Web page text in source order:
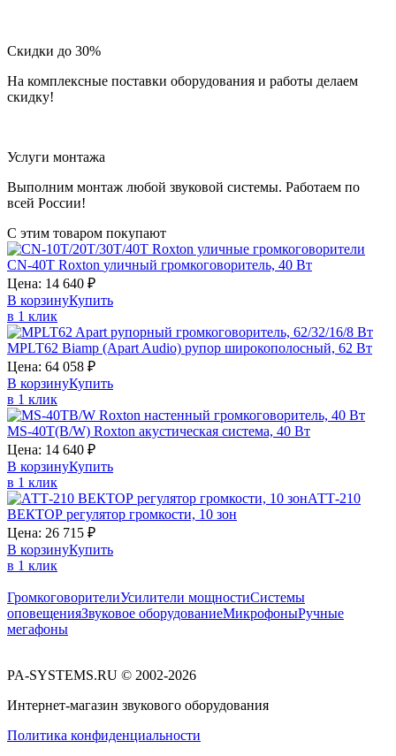
Скидки до 30%
На комплексные поставки оборудования и работы делаем
скидку!
Услуги монтажа
Выполним монтаж любой звуковой системы. Работаем по
всей России!
С этим товаром покупают
CN-40T Roxton уличный громкоговоритель, 40 Вт
Цена: 14 640 ₽
В корзинуКупить
в 1 клик
MPLT62 Biamp (Apart Audio) рупор широкополосный, 62 Вт
Цена: 64 058 ₽
В корзинуКупить
в 1 клик
MS-40T(B/W) Roxton акустическая система, 40 Вт
Цена: 14 640 ₽
В корзинуКупить
в 1 клик
АТТ-210
ВЕКТОР регулятор громкости, 10 зон
Цена: 26 715 ₽
В корзинуКупить
в 1 клик
ГромкоговорителиУсилители мощностиСистемы
оповещенияЗвуковое оборудованиеМикрофоныРучные
мегафоны
PA-SYSTEMS.RU © 2002-2026
Интернет-магазин звукового оборудования
Политика конфиденциальности